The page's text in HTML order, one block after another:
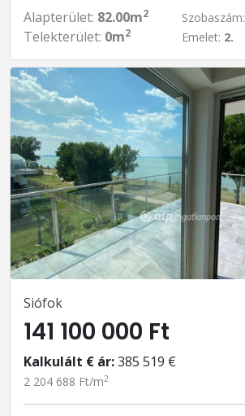
Alapterület: 82.00m2
Telekterület: 0m2
Szobaszám:
Emelet: 2.
Siófok
141 100 000 Ft
Kalkulált € ár:385 519 €
2 204 688 Ft/m2